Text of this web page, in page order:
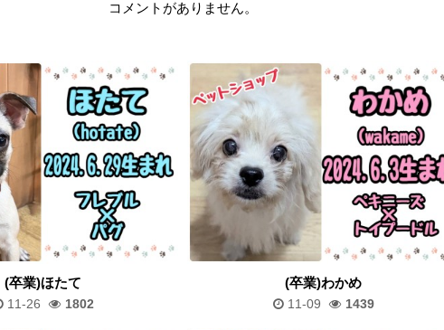
コメントがありません。
(卒業)ほたて
11-26 1802
(卒業)わかめ
11-09 1439